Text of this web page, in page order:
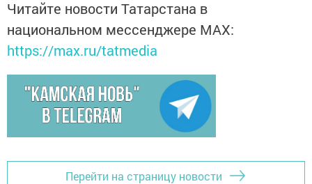
Читайте новости Татарстана в
национальном мессенджере MАХ:
https://max.ru/tatmedia
Перейти на страницу новости